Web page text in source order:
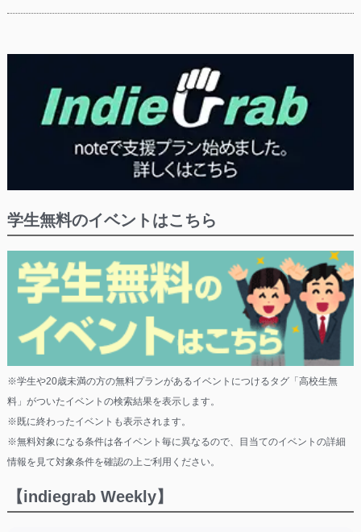
学生無料のイベントはこちら
※学生や20歳未満の方の無料プランがあるイベントにつけるタグ「高校生無
料」がついたイベントの検索結果を表示します。
※既に終わったイベントも表示されます。
※無料対象になる条件は各イベント毎に異なるので、目当てのイベントの詳細
情報を見て対象条件を確認の上ご利用ください。
【indiegrab Weekly】